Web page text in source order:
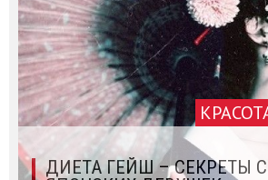
ДИЕТА ГЕЙШ – СЕКРЕТЫ